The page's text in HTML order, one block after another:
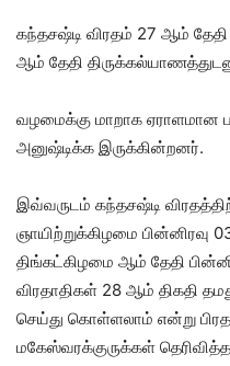
கந்தசஷ்டி விரதம் 27 ஆம்
ஆம் தேதி
வழமைக்கு மாறாக ஏராளமான
அனுஷ்டிக்க இருக்கின்றனர்.
இவ்வருடம் கந்தசஷ்டி
ஞாயிற்றுக்கிழமை பின்னிரவு
திங்கட்கிழமை ஆம் தேதி
விரதாதிகள் 28 ஆம் திகதி
செய்து கொள்ளலாம் என்று
மகேஸ்வரக்குருக்கள்